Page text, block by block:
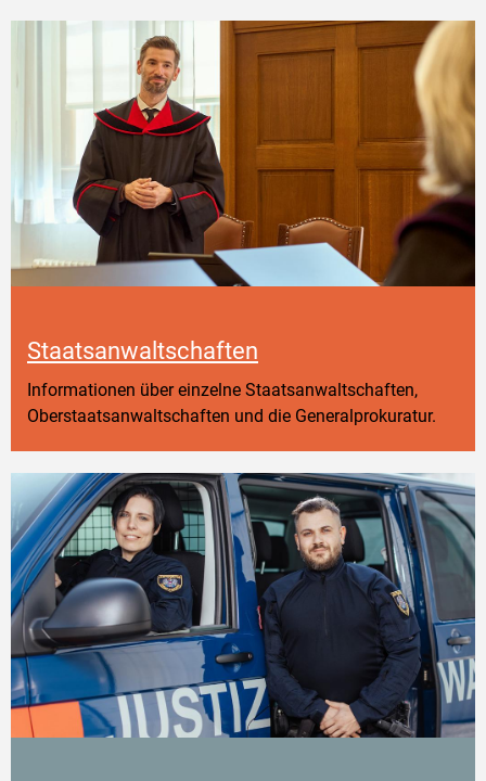
Staatsanwaltschaften
Informationen über einzelne Staatsanwaltschaften,
Oberstaatsanwaltschaften und die Generalprokuratur.